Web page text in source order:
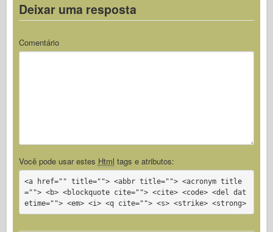
Deixar uma resposta
Comentário
Você pode usar estes Html tags e atributos:
<a href="" title=""> <abbr title=""> <acronym title
=""> <b> <blockquote cite=""> <cite> <code> <del dat
etime=""> <em> <i> <q cite=""> <s> <strike> <strong>